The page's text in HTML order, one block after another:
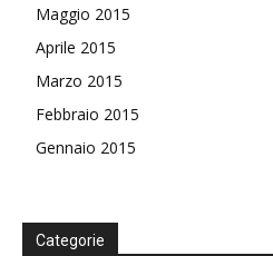
Maggio 2015
Aprile 2015
Marzo 2015
Febbraio 2015
Gennaio 2015
Categorie